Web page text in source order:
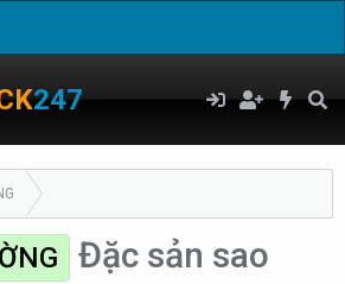
247
Đặc sản sao